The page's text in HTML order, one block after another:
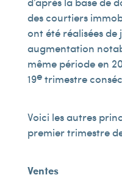
des courtiers
ont été réalisées
augmentation
même période en
19etrimestre
Voici les autres
premier trimestre
Ventes